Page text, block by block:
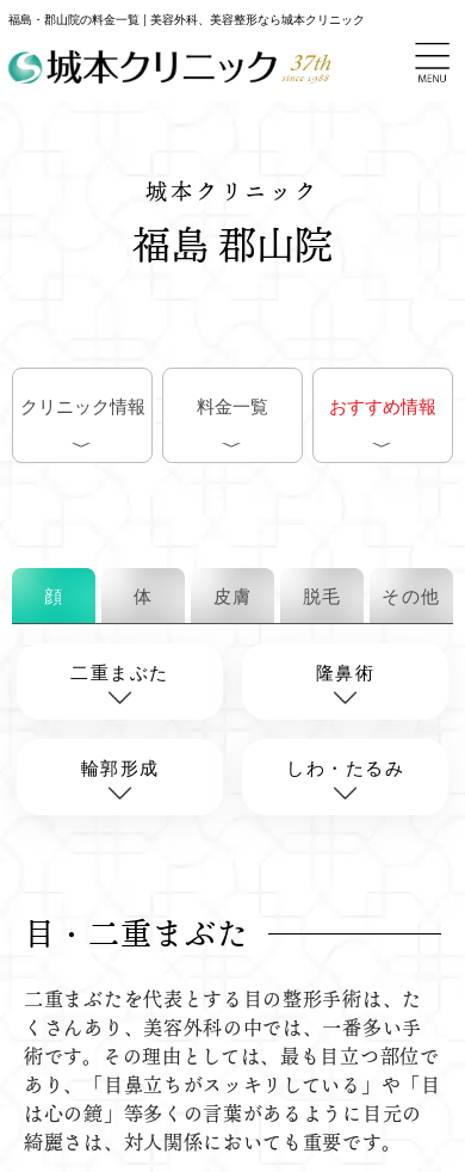
福島・郡山院の料金一覧 | 美容外科、美容整形なら城本クリニック
城本クリニック
福島 郡山院
クリニック情報 料金一覧 おすすめ情報
顔 体 皮膚 脱毛 その他
二重まぶた 隆鼻術
輪郭形成 しわ・たるみ
目・二重まぶた
二重まぶたを代表とする目の整形手術は、た
くさんあり、美容外科の中では、一番多い手
術です。その理由としては、最も目立つ部位で
あり、「目鼻立ちがスッキリしている」や「目
は心の鏡」等多くの言葉があるように目元の
綺麗さは、対人関係においても重要です。